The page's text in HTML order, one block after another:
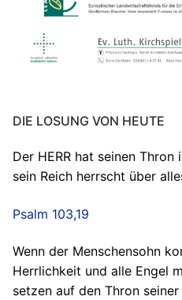
DIE LOSUNG VON HEUTE
Der HERR hat seinen
sein Reich herrscht über
Psalm 103,19
Wenn der Menschensohn
Herrlichkeit und alle Engel
setzen auf den Thron